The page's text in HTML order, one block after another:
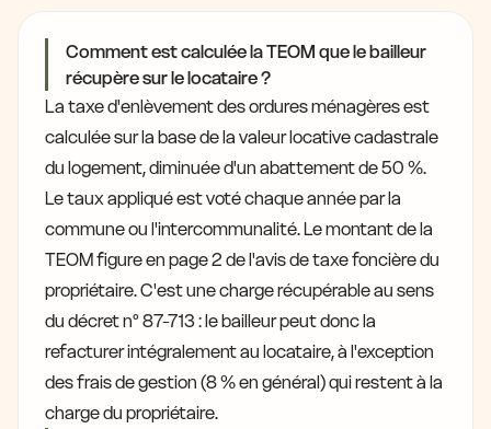
Comment est calculée la TEOM que le bailleur
récupère sur le locataire ?
La taxe d'enlèvement des ordures ménagères est
calculée sur la base de la valeur locative cadastrale
du logement, diminuée d'un abattement de 50 %.
Le taux appliqué est voté chaque année par la
commune ou l'intercommunalité. Le montant de la
TEOM figure en page 2 de l'avis de taxe foncière du
propriétaire. C'est une charge récupérable au sens
du décret n° 87-713 : le bailleur peut donc la
refacturer intégralement au locataire, à l'exception
des frais de gestion (8 % en général) qui restent à la
charge du propriétaire.